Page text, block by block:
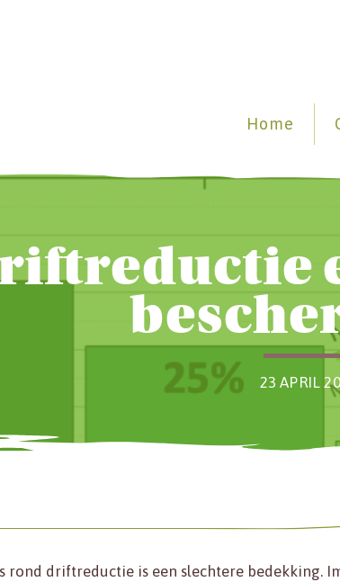
Home
23 APRIL
rond driftreductie is een slechtere bedekking.